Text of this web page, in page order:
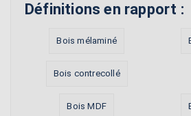
Définitions en rapport :
Bois mélaminé
Bois contrecollé
Bois MDF